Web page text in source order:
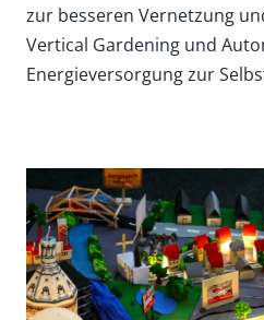
zur besseren Vernetzung
Vertical Gardening und
Energieversorgung zur